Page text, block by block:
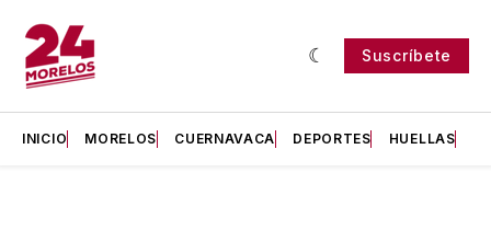
Suscríbete
INICIO MORELOS CUERNAVACA DEPORTES HUELLAS